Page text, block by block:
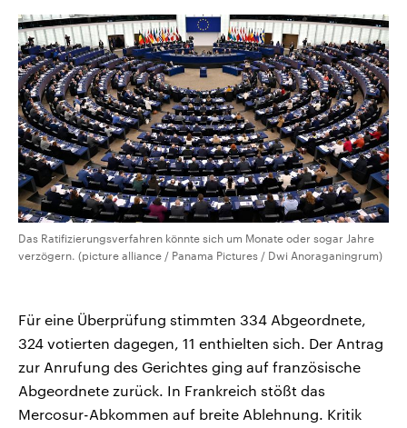
Das Ratifizierungsverfahren könnte sich um Monate oder sogar Jahre
verzögern. (picture alliance / Panama Pictures / Dwi Anoraganingrum)
Für eine Überprüfung stimmten 334 Abgeordnete,
324 votierten dagegen, 11 enthielten sich. Der Antrag
zur Anrufung des Gerichtes ging auf französische
Abgeordnete zurück. In Frankreich stößt das
Mercosur-Abkommen auf breite Ablehnung. Kritik